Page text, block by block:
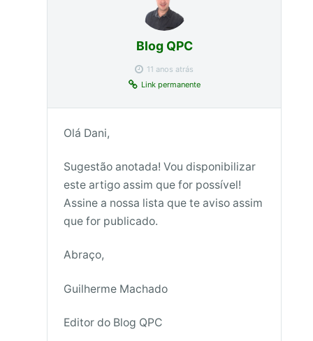
Blog QPC
11 anos atrás
Link permanente
Olá Dani,
Sugestão anotada! Vou disponibilizar
este artigo assim que for possível!
Assine a nossa lista que te aviso assim
que for publicado.
Abraço,
Guilherme Machado
Editor do Blog QPC